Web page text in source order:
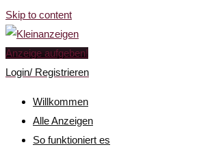
Skip to content
Anzeige aufgeben!
Login/ Registrieren
Willkommen
Alle Anzeigen
So funktioniert es